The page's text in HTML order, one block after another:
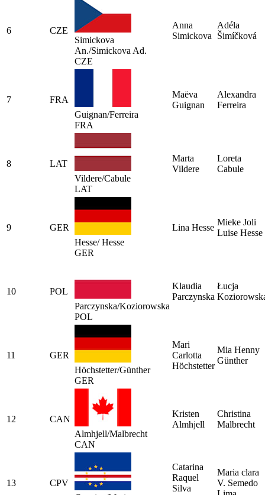
6
CZE
Simickova
An./Simickova Ad.
CZE
Anna
Simickova
Adéla
Šimíčková
7
FRA
Guignan/Ferreira
FRA
Maëva
Guignan
Alexandra
Ferreira
8
LAT
Vildere/Cabule
LAT
Marta
Vildere
Loreta
Cabule
9
GER
Hesse/ Hesse
GER
Lina Hesse
Mieke Joli
Luise Hesse
10
POL
Parczynska/Koziorowska
POL
Klaudia
Parczynska
Łucja
11
GER
Höchstetter/Günther
GER
Mari
Carlotta
Höchstetter
Mia Henny
Günther
12
CAN
Almhjell/Malbrecht
CAN
Kristen
Almhjell
Christina
Malbrecht
13
CPV
Catarina
Raquel
Silva
Maria clara
V. Semedo